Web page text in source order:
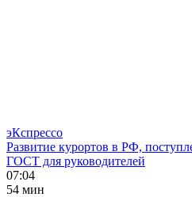
эКспрессо
Развитие курортов в РФ,
ГОСТ для руководителей
07:04
54 мин